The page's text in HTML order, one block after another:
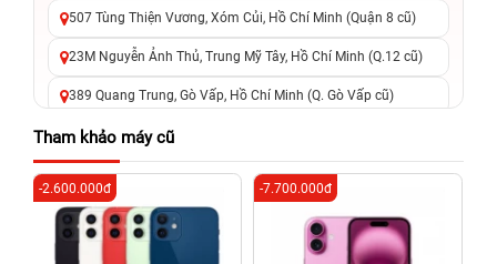
507 Tùng Thiện Vương, Xóm Củi, Hồ Chí Minh (Quận 8 cũ)
23M Nguyễn Ảnh Thủ, Trung Mỹ Tây, Hồ Chí Minh (Q.12 cũ)
389 Quang Trung, Gò Vấp, Hồ Chí Minh (Q. Gò Vấp cũ)
625 - 625A Âu Cơ, Tân Phú, Hồ Chí Minh (Quận Tân Phú cũ)
326 Lê Văn Việt, Tăng Nhơn Phú, Hồ Chí Minh (Q.9 TP. Thủ
Đức cũ)
256 Võ Văn Ngân, Thủ Đức, Hồ Chí Minh (Bình Thọ, TP. Thủ
Tham khảo máy cũ
-2.600.000đ -7.700.000đ